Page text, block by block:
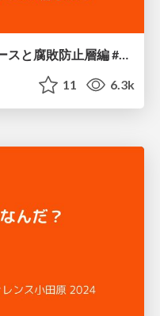
設計の考え方 - インターフェースと腐敗防止層編 #phpconfuk / Interface and Anti Corruption Layer
11 6.3k